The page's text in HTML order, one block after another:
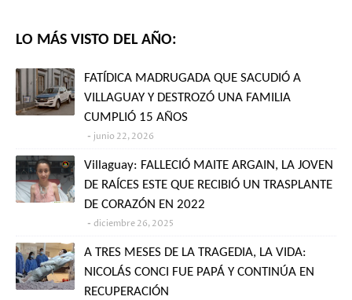
LO MÁS VISTO DEL AÑO:
FATÍDICA MADRUGADA QUE SACUDIÓ A
VILLAGUAY Y DESTROZÓ UNA FAMILIA
CUMPLIÓ 15 AÑOS
junio 22, 2026
Villaguay: FALLECIÓ MAITE ARGAIN, LA JOVEN
DE RAÍCES ESTE QUE RECIBIÓ UN TRASPLANTE
DE CORAZÓN EN 2022
diciembre 26, 2025
A TRES MESES DE LA TRAGEDIA, LA VIDA:
NICOLÁS CONCI FUE PAPÁ Y CONTINÚA EN
RECUPERACIÓN